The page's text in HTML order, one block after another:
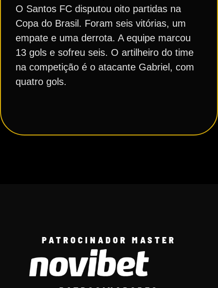
O Santos FC disputou oito partidas na
Copa do Brasil. Foram seis vitórias, um
empate e uma derrota. A equipe marcou
13 gols e sofreu seis. O artilheiro do time
na competição é o atacante Gabriel, com
quatro gols.
PATROCINADOR MASTER